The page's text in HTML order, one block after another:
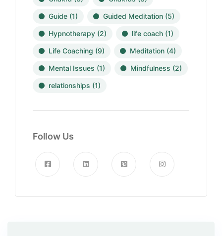
Guide (1) Guided Meditation (5)
Hypnotherapy (2) life coach (1)
Life Coaching (9) Meditation (4)
Mental Issues (1) Mindfulness (2)
relationships (1)
Follow Us